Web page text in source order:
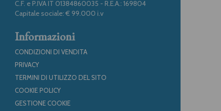
C.F. e P.IVA IT 01384860035 - R.E.A.: 169804
Capitale sociale: € 99.000 i.v
Informazioni
CONDIZIONI DI VENDITA
PRIVACY
TERMINI DI UTILIZZO DEL SITO
COOKIE POLICY
GESTIONE COOKIE